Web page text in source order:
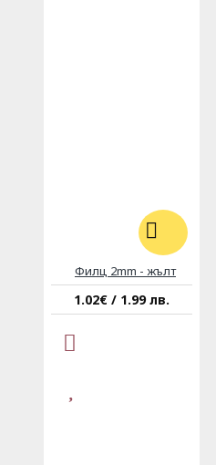
Филц 2mm - жълт
1.02€ / 1.99 лв.